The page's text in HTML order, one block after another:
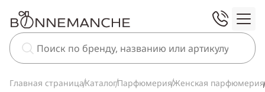
Главная страницаКаталогПарфюмерияЖенская парфюмерия